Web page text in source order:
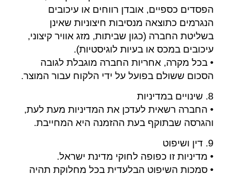
הפסדים כספיים, אובדן רווחים או עיכובים
הנגרמים כתוצאה מנסיבות חיצוניות שאינן
בשליטת החברה (כגון שביתות, מזג אוויר קיצוני,
עיכובים במכס או בעיות לוגיסטיות).
• בכל מקרה, אחריות החברה מוגבלת לגובה
הסכום ששולם בפועל על ידי הלקוח עבור המוצר.
8. שינויים במדיניות
• החברה רשאית לעדכן את המדיניות מעת לעת,
והגרסה שבתוקף בעת ההזמנה היא המחייבת.
9. דין ושיפוט
• מדיניות זו כפופה לחוקי מדינת ישראל.
• סמכות השיפוט הבלעדית בכל מחלוקת תהיה